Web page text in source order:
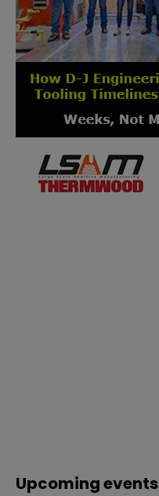
Upcoming events